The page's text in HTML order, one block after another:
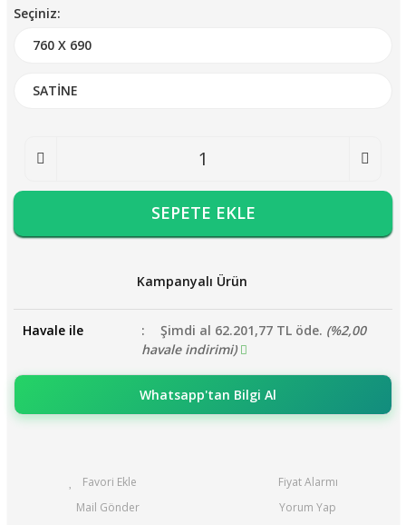
Seçiniz:
SEPETE EKLE
Kampanyalı Ürün
Havale ile Şimdi al 62.201,77 TL öde. (%2,00
havale indirimi)
Whatsapp'tan Bilgi Al
Fiyat Alarmı
Mail Gönder
Yorum Yap